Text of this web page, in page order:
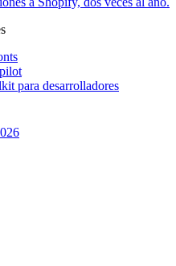
para desarrolladores